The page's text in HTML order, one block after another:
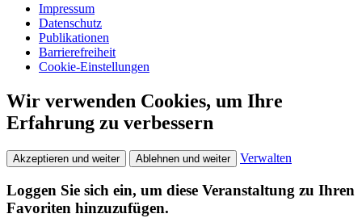
Impressum
Datenschutz
Publikationen
Barrierefreiheit
Cookie-Einstellungen
Wir verwenden Cookies, um Ihre
Erfahrung zu verbessern
Akzeptieren und weiter Ablehnen und weiter Verwalten
Loggen Sie sich ein, um diese Veranstaltung zu Ihren
Favoriten hinzuzufügen.